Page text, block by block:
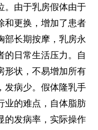
。由于乳房假体由于
和更换，增加了患者
部长期按摩，乳房永
的日常生活压力。自
形状，不易增加所有
发病少。假体隆乳手
业的难点，自体脂肪
的发病率，实际操作